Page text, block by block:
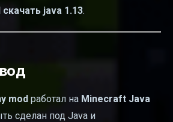
java 1.13.
mod работал на Minecraft Java
сделан под Java и